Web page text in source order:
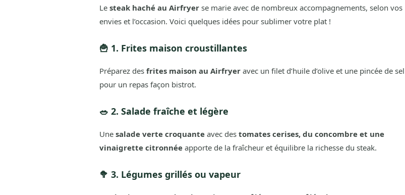
Le steak haché au Airfryerse marie avec de nombreux accompagnements, selon vos
envies et l’occasion. Voici quelques idées pour sublimer votre plat !
🍟 1. Frites maison croustillantes
Préparez des frites maison au Airfryeravec un filet d’huile d’olive et une pincée de sel
pour un repas façon bistrot.
🥗 2. Salade fraîche et légère
Une salade verte croquanteavec des tomates cerises, du concombre et une
vinaigrette citronnéeapporte de la fraîcheur et équilibre la richesse du steak.
🥦 3. Légumes grillés ou vapeur